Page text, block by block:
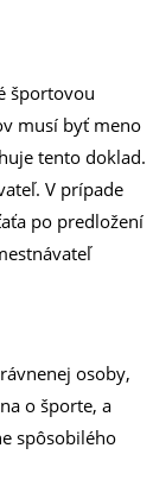
športovou
musí byť meno
tento doklad.
V prípade
po predložení
osoby,
o športe, a
spôsobilého